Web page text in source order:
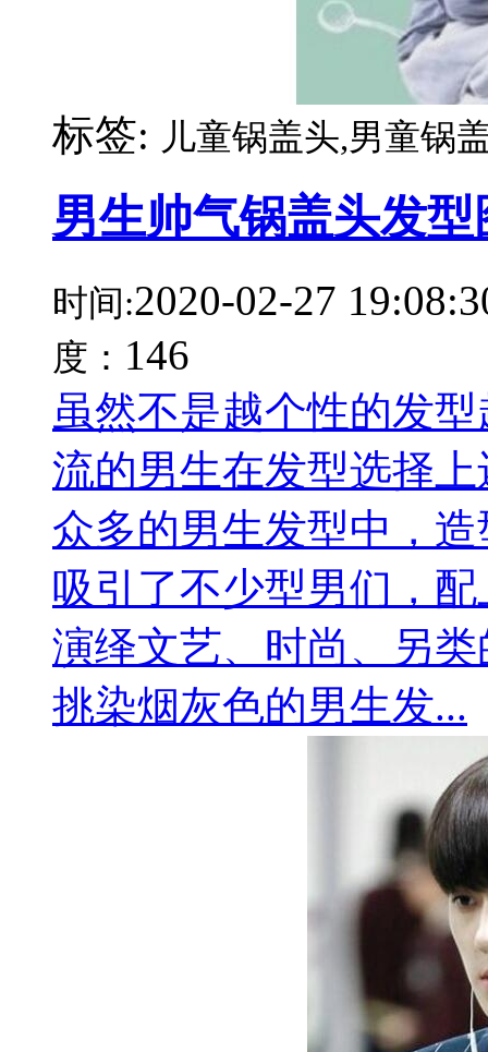
标签: 儿童锅盖头,男童锅
男生帅气锅盖头发
时间:2020-02-27
度： 146
虽然不是越个性的发
流的男生在发型选择
众多的男生发型中，
吸引了不少型男们，
演绎文艺、时尚、另
挑染烟灰色的男生发...